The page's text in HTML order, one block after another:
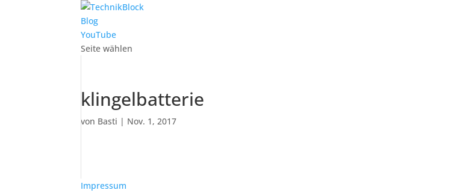
Blog
YouTube
Seite wählen
klingelbatterie
von Basti | Nov. 1, 2017
Impressum